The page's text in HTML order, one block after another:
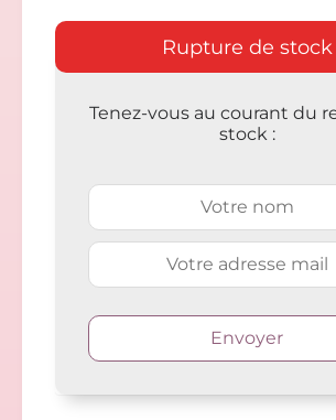
Rupture de stock
Tenez-vous au courant du
stock :